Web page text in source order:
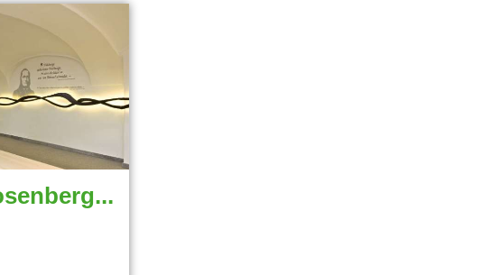
Museum im Rosenberger Gut Stifter und der Wald